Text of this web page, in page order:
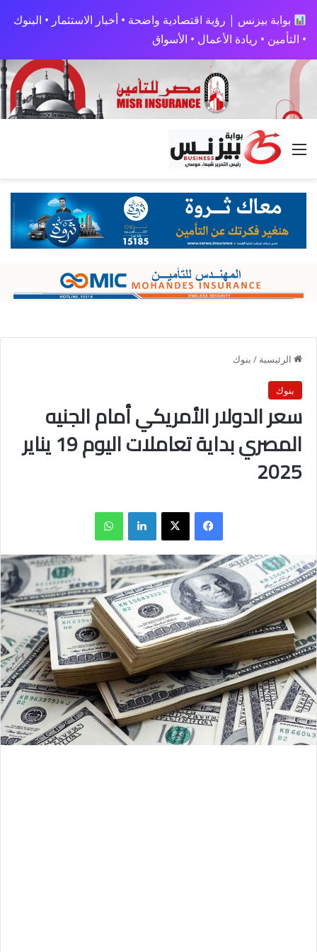
بوابة بيزنس | رؤية اقتصادية واضحة • أخبار الاستثمار • البنوك
• التأمين • ريادة الأعمال • الأسواق
القائمة
الرئيسية / بنوك
بنوك
سعر الدولار الأمريكي أمام الجنيه
المصري بداية تعاملات اليوم 19 يناير
2025
فيسبوك X لينكدإن